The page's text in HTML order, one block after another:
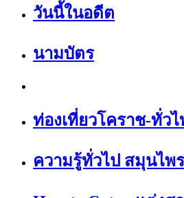
วันนี้ในอดีต
นามบัตร
ท่องเที่ยวโคราช-ทั่วไ
ความรู้ทั่วไป สมุนไพ